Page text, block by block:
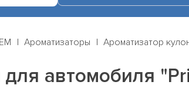
Ароматизаторы Ароматизатор
автомобиля